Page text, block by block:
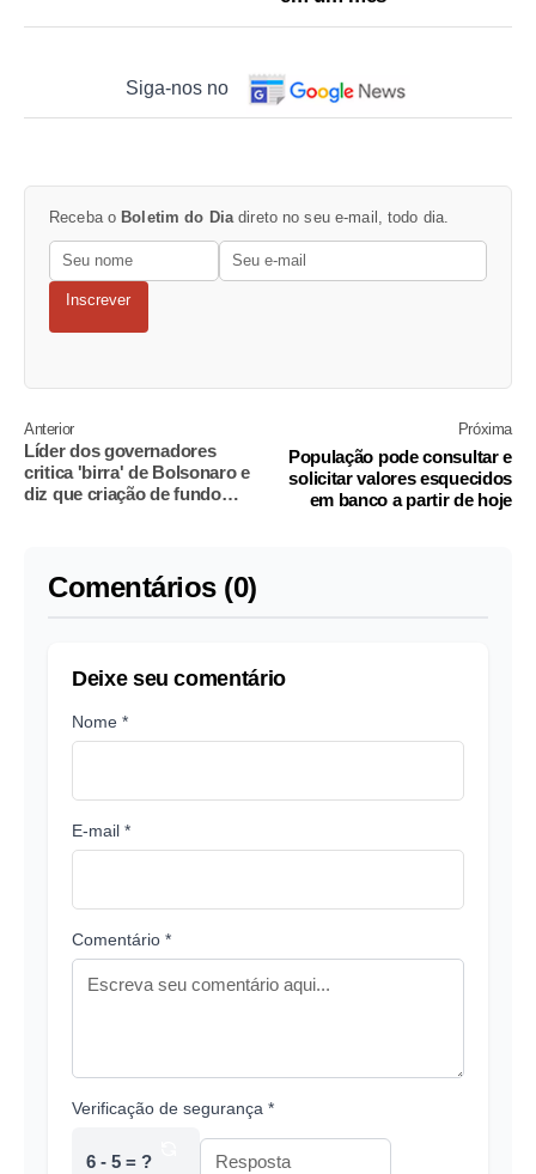
Siga-nos no
Receba o Boletim do Diadireto no seu e-mail, todo dia.
Inscrever
Anterior
Líder dos governadores
critica 'birra' de Bolsonaro e
diz que criação de fundo
Próxima
População pode consultar e
solicitar valores esquecidos
em banco a partir de hoje
Comentários (0)
Deixe seu comentário
Nome *
E-mail *
Comentário *
Verificação de segurança *
6 - 5 = ?